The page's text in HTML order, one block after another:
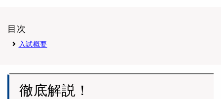
目次
入試概要
徹底解説！